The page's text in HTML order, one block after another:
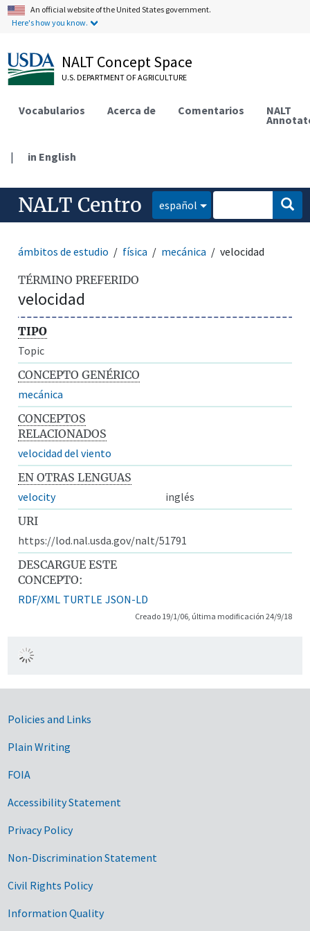
An official website of the United States government.
Here's how you know.
NALT Concept Space
U.S. DEPARTMENT OF AGRICULTURE
Vocabularios Acerca de Comentarios NALT
| in English
NALT Centro español
ámbitos de estudio física mecánica velocidad
TÉRMINO PREFERIDO
velocidad
TIPO
Topic
CONCEPTO GENÉRICO
mecánica
CONCEPTOS
RELACIONADOS
velocidad del viento
EN OTRAS LENGUAS
velocity
inglés
URI
https://lod.nal.usda.gov/nalt/51791
DESCARGUE ESTE
CONCEPTO:
RDF/XML TURTLE JSON-LD
Creado 19/1/06, última modificación 24/9/18
Government Links
Policies and Links
Plain Writing
FOIA
Accessibility Statement
Privacy Policy
Non-Discrimination Statement
Civil Rights Policy
Information Quality